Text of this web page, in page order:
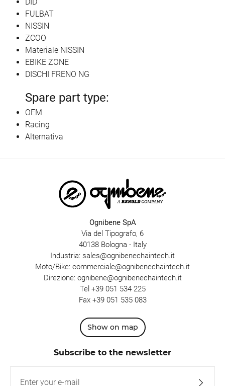
FULBAT
NISSIN
ZCOO
Materiale NISSIN
EBIKE ZONE
DISCHI FRENO NG
Spare part type:
OEM
Racing
Alternativa
Ognibene SpA
Via del Tipografo, 6
40138 Bologna - Italy
Industria: sales@ognibenechaintech.it
Moto/Bike: commerciale@ognibenechaintech.it
Direzione: ognibene@ognibenechaintech.it
Tel +39 051 534 225
Fax +39 051 535 083
Show on map
Subscribe to the newsletter